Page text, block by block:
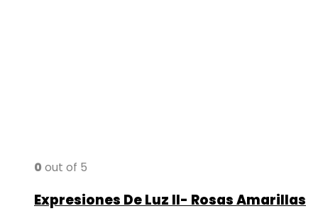
0 out of 5
Expresiones De Luz II- Rosas Amarillas